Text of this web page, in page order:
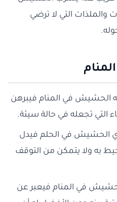
والملذات التي لا ترضي
الحشيش في المنام فيبرهن
التي تجعله في حالة سيئة.
الحشيش في الحلم فيدل
به ولا يتمكن من التوقف
في المنام فيعبر عن